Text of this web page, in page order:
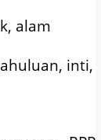
alam
inti,